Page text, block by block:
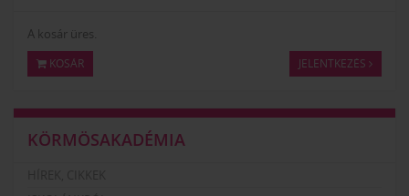
A kosár üres.
KOSÁR JELENTKEZÉS
KÖRMÖSAKADÉMIA